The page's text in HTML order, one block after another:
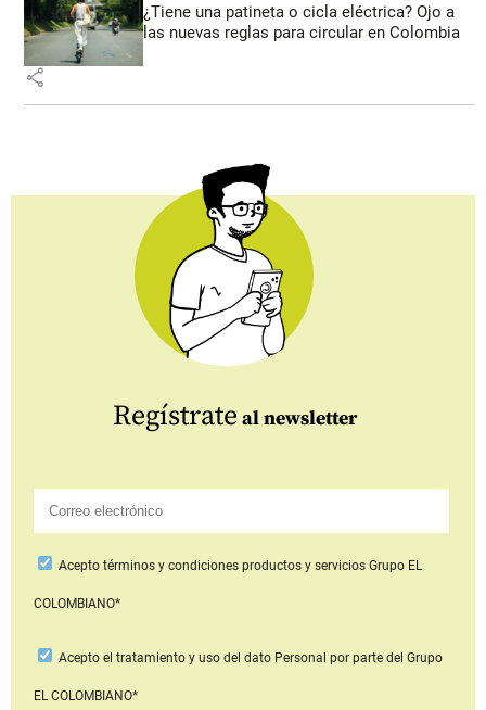
¿Tiene una patineta o cicla eléctrica? Ojo a
las nuevas reglas para circular en Colombia
share
Regístrate al newsletter
Aceptotérminos y condiciones productos y serviciosGrupo EL
COLOMBIANO*
Acepto el tratamiento y uso del dato Personal por parte del Grupo
EL COLOMBIANO*